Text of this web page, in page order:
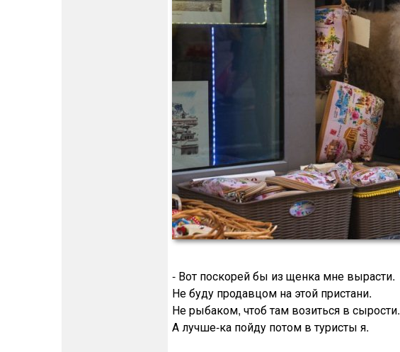
- Вот поскорей бы из щенка мне вырасти.
Не буду продавцом на этой пристани.
Не рыбаком, чтоб там возиться в сырости.
А лучше-ка пойду потом в туристы я.